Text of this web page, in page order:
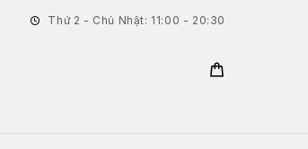
Thứ 2 - Chủ Nhật: 11:00 - 20:30